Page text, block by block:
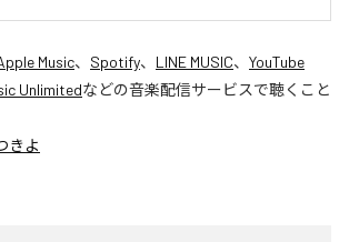
Music、 Spotify、 LINE MUSIC、 YouTube
Unlimitedなどの音楽配信サービスで聴くこと
きよ